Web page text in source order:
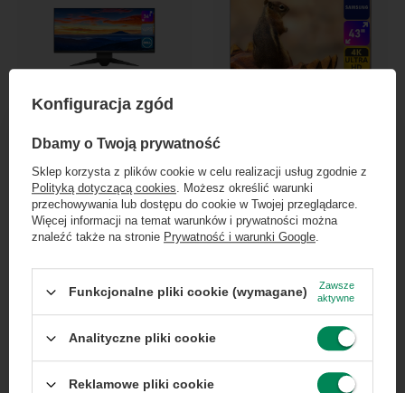
1 045,00 zł / szt.
Dell Alienware AW2521HFL 25'' A
Dołącz do newslettera Green
Computers
Zgarnij jako pierwszy informacje o zniżkach i
rabatach w naszym sklepie!
...lub zadzwoń od razu, aby odebrać
przy zamówieniu telefonicznym
50 zł rabatu!
Rabat 50 zł przy zamówieniach powyżej 300 zł. Oferta
obejmuje zamówień hurtowych.
Konfiguracja zgód
Dbamy o Twoją prywatność
Sklep korzysta z plików cookie w celu realizacji usług zgodnie z
Polityką dotyczącą cookies. Możesz określić warunki
przechowywania lub dostępu do cookie w Twojej przeglądarce.
Więcej informacji na temat warunków i prywatności można
znaleźć także na stronie Prywatność i warunki Google.
Funkcjonalne pliki cookie (wymagane)
Zawsze
aktywne
Analityczne pliki cookie
Reklamowe pliki cookie